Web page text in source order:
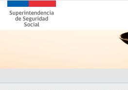
principalSuperintendencia
de
Seguridad
Gobierno